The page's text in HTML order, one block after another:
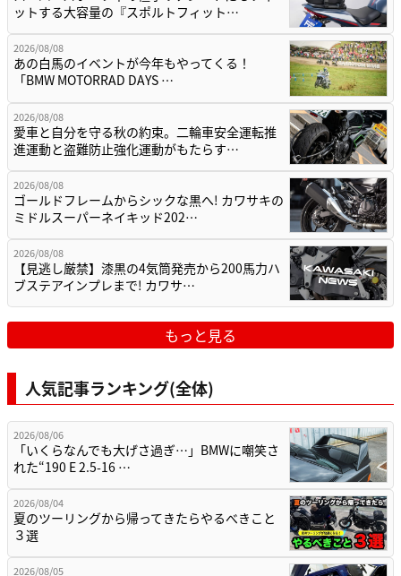
ットする大容量の『スポルトフィット…
2026/08/08
あの白馬のイベントが今年もやってくる！
「BMW MOTORRAD DAYS …
2026/08/08
愛車と自分を守る秋の約束。二輪車安全運転推
進運動と盗難防止強化運動がもたらす…
2026/08/08
ゴールドフレームからシックな黒へ! カワサキの
ミドルスーパーネイキッド202…
2026/08/08
【見逃し厳禁】漆黒の4気筒発売から200馬力ハ
ブステアインプレまで! カワサ…
もっと見る
人気記事ランキング(全体)
2026/08/06
「いくらなんでも大げさ過ぎ…」BMWに嘲笑さ
れた“190 E 2.5-16 …
2026/08/04
夏のツーリングから帰ってきたらやるべきこと
３選
2026/08/05